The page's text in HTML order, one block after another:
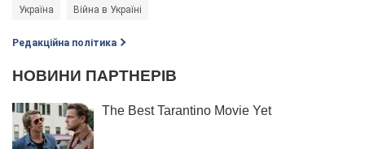
Україна Війна в Україні
Редакційна політика